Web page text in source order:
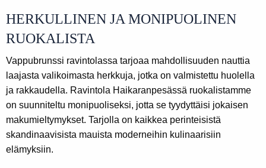
HERKULLINEN JA MONIPUOLINEN
RUOKALISTA
Vappubrunssi ravintolassa tarjoaa mahdollisuuden nauttia
laajasta valikoimasta herkkuja, jotka on valmistettu huolella
ja rakkaudella. Ravintola Haikaranpesässä ruokalistamme
on suunniteltu monipuoliseksi, jotta se tyydyttäisi jokaisen
makumieltymykset. Tarjolla on kaikkea perinteisistä
skandinaavisista mauista moderneihin kulinaarisiin
elämyksiin.